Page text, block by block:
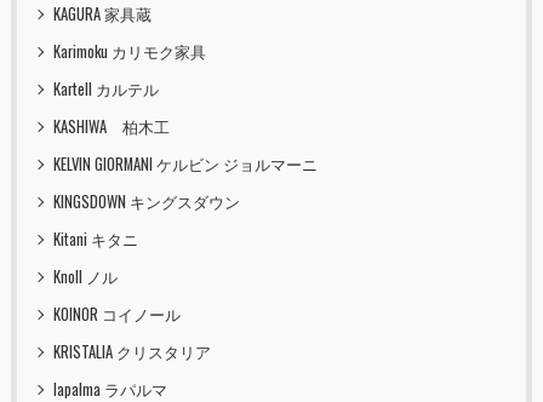
KAGURA 家具蔵
Karimoku カリモク家具
Kartell カルテル
KASHIWA 柏木工
KELVIN GIORMANI ケルビン ジョルマーニ
KINGSDOWN キングスダウン
Kitani キタニ
Knoll ノル
KOINOR コイノール
KRISTALIA クリスタリア
lapalma ラパルマ